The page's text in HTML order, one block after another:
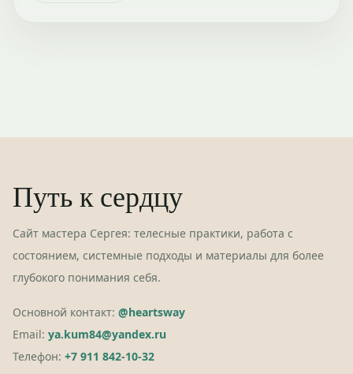
Путь к сердцу
Сайт мастера Сергея: телесные практики, работа с
состоянием, системные подходы и материалы для более
глубокого понимания себя.
Основной контакт: @heartsway
Email: ya.kum84@yandex.ru
Телефон: +7 911 842-10-32